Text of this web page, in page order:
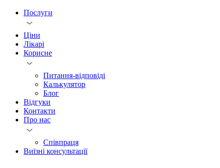
Послуги
Ціни
Лікарі
Корисне
Питання-відповіді
Калькулятор
Блог
Відгуки
Контакти
Про нас
Співпраця
Виїзні консультації